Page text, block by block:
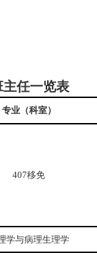
主任一览表
专业（科室）
407移免
学与病理生理学